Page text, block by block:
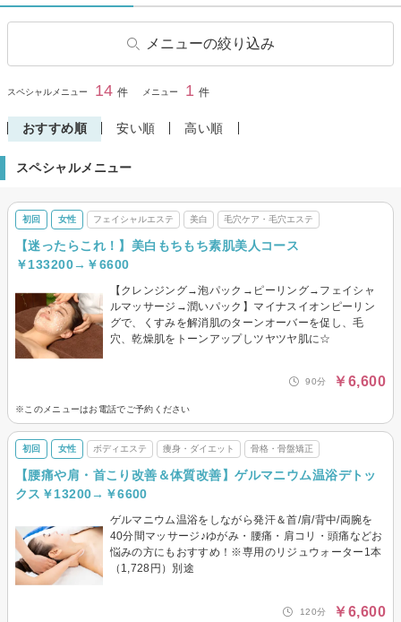
メニューの絞り込み
フェイシャルエステ
プ
レディースシェービング 骨格・骨盤矯正
閉じる
スペシャルメニュー 14 件 メニュー 1 件
おすすめ順 安い順 高い順
スペシャルメニュー
初回 女性 フェイシャルエステ 美白 毛穴ケア・毛穴エステ
【迷ったらこれ！】美白もちもち素肌美人コース
￥133200→￥6600
【クレンジング→泡パック→ピーリング→フェイシャ
ルマッサージ→潤いパック】マイナスイオンピーリン
グで、くすみを解消肌のターンオーバーを促し、毛
穴、乾燥肌をトーンアップしツヤツヤ肌に☆
90分 ￥6,600
※このメニューはお電話でご予約ください
初回 女性 ボディエステ 痩身・ダイエット 骨格・骨盤矯正
【腰痛や肩・首こり改善＆体質改善】ゲルマニウム温浴デトッ
クス￥13200→￥6600
ゲルマニウム温浴をしながら発汗＆首/肩/背中/両腕を
40分間マッサージ♪ゆがみ・腰痛・肩コリ・頭痛などお
悩みの方にもおすすめ！※専用のリジュウォーター1本
（1,728円）別途
120分 ￥6,600